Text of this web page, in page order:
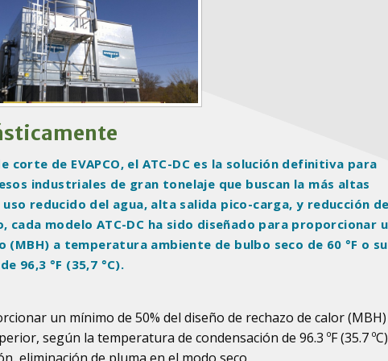
de EVAPCO, el ATC-DC es la solución definitiva para
industriales de gran tonelaje que buscan la más altas
reducido del agua, alta salida pico-carga, y reducción
modelo ATC-DC ha sido diseñado para proporcionar
(MBH) a temperatura ambiente de bulbo seco de 60 °F o
96,3 °F (35,7 °C).
un mínimo de 50% del diseño de rechazo de calor (MBH)
según la temperatura de condensación de 96.3 ºF (35.7 ºC)